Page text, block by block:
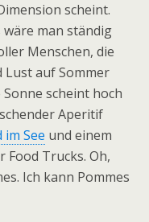
scheint.
wäre man ständig
Menschen, die
Lust auf Sommer
scheint hoch
Aperitif
See und einem
Food Trucks. Oh,
Ich kann Pommes